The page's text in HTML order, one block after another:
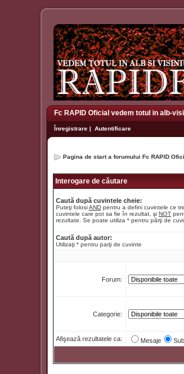
Fc RAPID Oficial vedem totul in alb-
Înregistrare | Autentificare
Pagina de start a forumului Fc RAPID
Interogare de căutare
Caută după cuvintele cheie:
Puteţi folosiAND pentru a defini cuvintele ce
cuvintele care pot sa fie în rezultat, şi NOT
rezultate. Se poate utiliza * pentru părţi de
Caută după autor:
Utilizaţi * pentru parţi de cuvinte
Forum:
Categorie:
Afişează rezultatele ca: Mesaje